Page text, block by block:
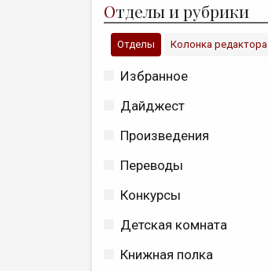
Отделы и рубрики
Отделы Колонка редактора
Избранное
Дайджест
Произведения
Переводы
Конкурсы
Детская комната
Книжная полка